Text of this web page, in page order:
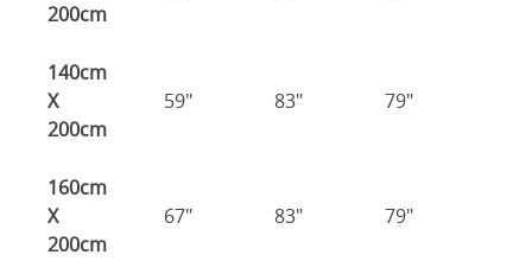
200cm
140cm
X
200cm
59" 83" 79"
160cm
X
200cm
67" 83" 79"